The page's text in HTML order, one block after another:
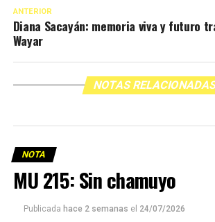
ANTERIOR
Diana Sacayán: memoria viva y futuro
Wayar
NOTAS
NOTA
MU 215: Sin chamuyo
Publicada hace 2 semanas el 24/07/2026